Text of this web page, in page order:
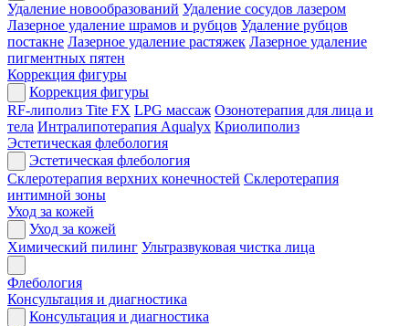
Удаление новообразований Удаление сосудов лазером
Лазерное удаление шрамов и рубцов Удаление рубцов
постакне Лазерное удаление растяжек Лазерное удаление
пигментных пятен
Коррекция фигуры
Коррекция фигуры
RF-липолиз Tite FX LPG массаж Озонотерапия для лица и
тела Интралипотерапия Aqualyx Криолиполиз
Эстетическая флебология
Эстетическая флебология
Склеротерапия верхних конечностей Склеротерапия
интимной зоны
Уход за кожей
Уход за кожей
Химический пилинг Ультразвуковая чистка лица
Флебология
Консультация и диагностика
Консультация и диагностика